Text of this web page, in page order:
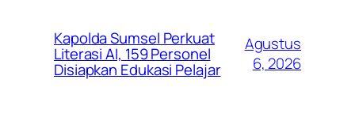
Kapolda Sumsel Perkuat
Literasi AI, 159 Personel
Disiapkan Edukasi Pelajar
Agustus
6, 2026